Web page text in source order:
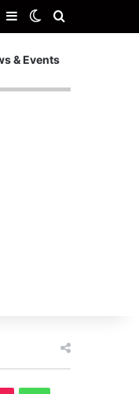
Random
Barra laterale
Cambia aspetto
& Events